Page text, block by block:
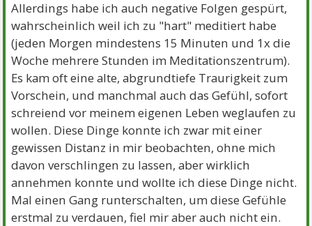
Allerdings habe ich auch negative Folgen gespürt,
wahrscheinlich weil ich zu "hart" meditiert habe
(jeden Morgen mindestens 15 Minuten und 1x die
Woche mehrere Stunden im Meditationszentrum).
Es kam oft eine alte, abgrundtiefe Traurigkeit zum
Vorschein, und manchmal auch das Gefühl, sofort
schreiend vor meinem eigenen Leben weglaufen zu
wollen. Diese Dinge konnte ich zwar mit einer
gewissen Distanz in mir beobachten, ohne mich
davon verschlingen zu lassen, aber wirklich
annehmen konnte und wollte ich diese Dinge nicht.
Mal einen Gang runterschalten, um diese Gefühle
erstmal zu verdauen, fiel mir aber auch nicht ein.